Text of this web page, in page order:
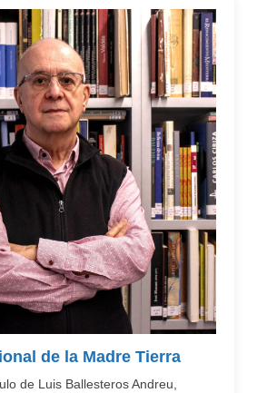
de la Madre Tierra
de Luis Ballesteros Andreu,